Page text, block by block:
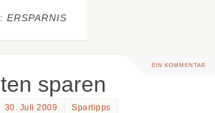
ERSPARNIS
EIN KOMMENTAR
sparen
30. Juli 2009 Spartipps